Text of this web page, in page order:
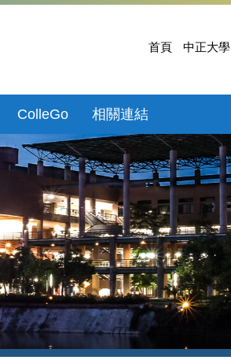
首頁 中正大學
ColleGo 相關連結